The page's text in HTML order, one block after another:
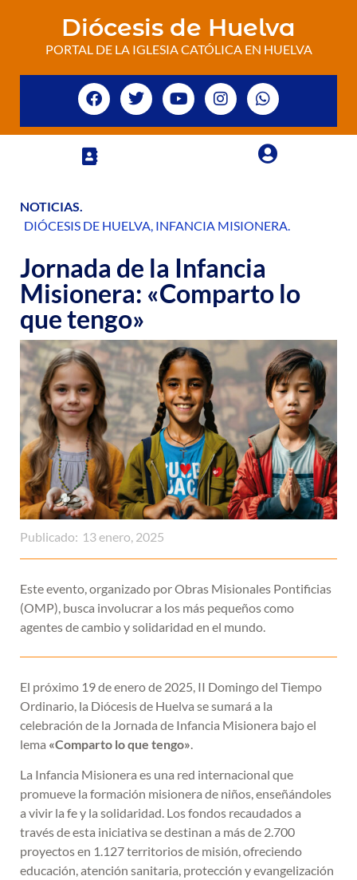
Diócesis de Huelva
PORTAL DE LA IGLESIA CATÓLICA EN HUELVA
NOTICIAS.
DIÓCESIS DE HUELVA, INFANCIA MISIONERA.
Jornada de la Infancia
Misionera: «Comparto lo
que tengo»
Publicado: 13 enero, 2025
Este evento, organizado por Obras Misionales Pontificias
(OMP), busca involucrar a los más pequeños como
agentes de cambio y solidaridad en el mundo.
El próximo 19 de enero de 2025, II Domingo del Tiempo
Ordinario, la Diócesis de Huelva se sumará a la
celebración de la Jornada de Infancia Misionera bajo el
lema «Comparto lo que tengo»
La Infancia Misionera es una red internacional que
promueve la formación misionera de niños, enseñándoles
a vivir la fe y la solidaridad. Los fondos recaudados a
través de esta iniciativa se destinan a más de 2.700
proyectos en 1.127 territorios de misión, ofreciendo
educación, atención sanitaria, protección y evangelización